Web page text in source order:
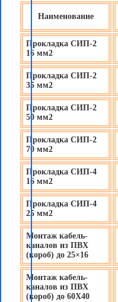
Наименование
Прокладка СИП-2
16 мм2
Прокладка СИП-2
35 мм2
Прокладка СИП-2
50 мм2
Прокладка СИП-2
70 мм2
Прокладка СИП-4
16 мм2
Прокладка СИП-4
25 мм2
Монтаж кабель-
каналов из ПВХ
(короб) до 25×16
Монтаж кабель-
каналов из ПВХ
(короб) до 60X40